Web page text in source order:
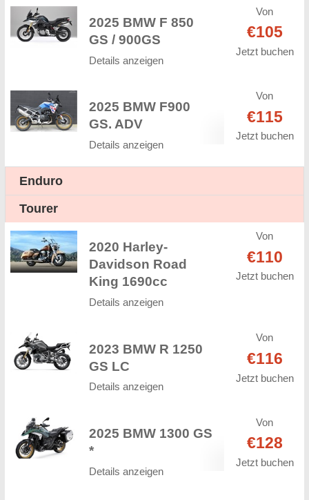
2025 BMW F 850
GS / 900GS
Details anzeigen
Von
€105
Jetzt buchen
2025 BMW F900
GS. ADV
Details anzeigen
Von
€115
Jetzt buchen
Enduro
Tourer
2020 Harley-
Davidson Road
King 1690cc
Details anzeigen
Von
€110
Jetzt buchen
2023 BMW R 1250
GS LC
Details anzeigen
Von
€116
Jetzt buchen
2025 BMW 1300 GS
*
Details anzeigen
Von
€128
Jetzt buchen